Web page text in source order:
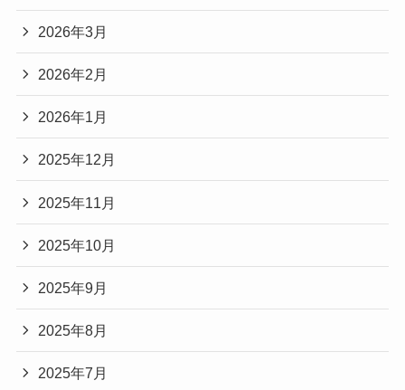
2026年3月
2026年2月
2026年1月
2025年12月
2025年11月
2025年10月
2025年9月
2025年8月
2025年7月